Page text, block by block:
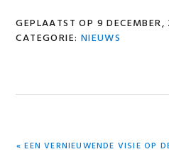
GEPLAATST OP 9
CATEGORIE: NIEUWS
VORIG
« EEN VERNIEUWENDE VISIE OP